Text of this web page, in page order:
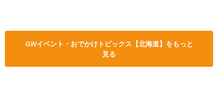
GWイベント・おでかけトピックス【北海道】をもっと
見る